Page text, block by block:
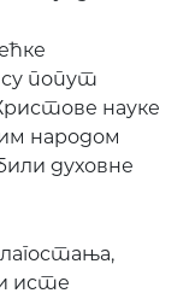
попут
науке
народом
духовне
исте